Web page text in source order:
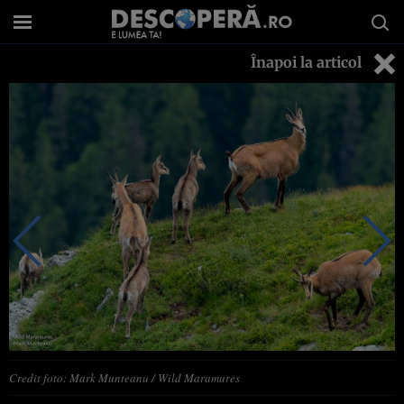
Înapoi la articol
Credit foto: Mark Munteanu / Wild Maramures